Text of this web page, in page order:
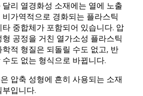
달리 열경화성 소재에는 열에 노출
비가역적으로 경화되는 플라스틱
타 중합체가 포함되어 있습니다. 압
형 공정을 거친 열가소성 플라스틱
학적 형질은 되돌릴 수도 없고, 반
수도 없는 형식으로 바뀝니다.
압축 성형에 흔히 사용되는 소재
부입니다.